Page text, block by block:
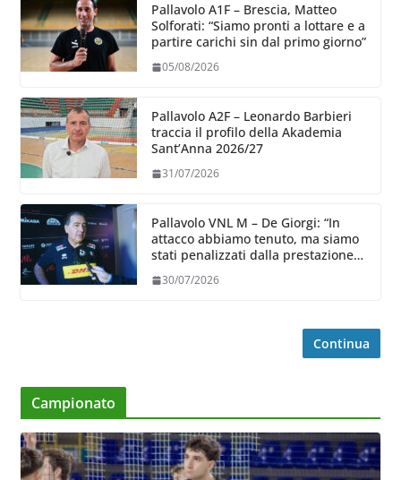
Pallavolo A1F – Brescia, Matteo
Solforati: “Siamo pronti a lottare e a
partire carichi sin dal primo giorno”
05/08/2026
Pallavolo A2F – Leonardo Barbieri
traccia il profilo della Akademia
Sant’Anna 2026/27
31/07/2026
Pallavolo VNL M – De Giorgi: “In
attacco abbiamo tenuto, ma siamo
stati penalizzati dalla prestazione
30/07/2026
Continua
Campionato